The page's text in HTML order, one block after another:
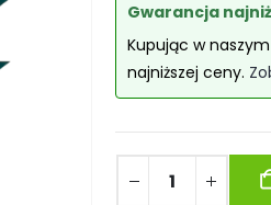
Gwarancja
Kupując w
najniższej ceny.